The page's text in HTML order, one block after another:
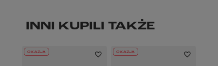
INNI KUPILI TAKŻE
OKAZJA OKAZJA